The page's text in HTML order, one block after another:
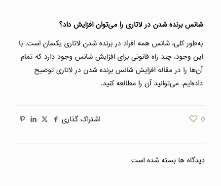
شانس برنده شدن در لاتاری را می‌توان افزایش داد؟
به‌طور کلی، شانس همه افراد در برنده شدن لاتاری یکسان است. با
این وجود، چند راه قانونی برای افزایش شانس وجود دارد که تمام
آن‌ها را در مقاله افزایش شانس برنده شدن در لاتاری توضیح
داده‌ایم. می‌توانید آن را مطالعه کنید.
اشتراک گذاری 0
دیدگاه ها بسته شده است